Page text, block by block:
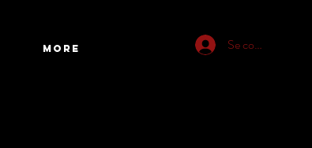
Se connecter
More